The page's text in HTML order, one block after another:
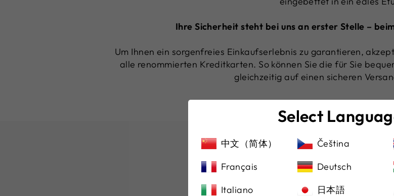
Ihre Sicherheit steht bei uns an erster Stelle –
Um Ihnen ein sorgenfreies Einkaufserlebnis zu garantieren,
alle renommierten Kreditkarten. So können Sie die für Sie
gleichzeitig auf einen sicheren
DAS SAGEN UNSERE
Select
中文（简体） Čeština
Français
Deutsch
Italiano
日本語